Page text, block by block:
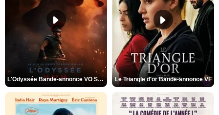
L'Odyssée Bande-annonce VO STFR Le Triangle d'or Bande-annonce VF